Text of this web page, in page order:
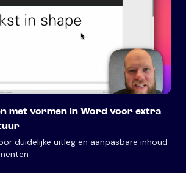
met vormen in Word voor extra
duidelijke uitleg en aanpasbare inhoud